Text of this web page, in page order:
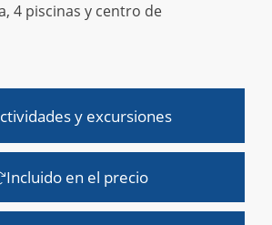
y excursiones
Incluido en el precio
4 piscinas y centro de